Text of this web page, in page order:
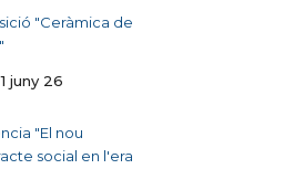
"Ceràmica de
1 juny 26
"El nou
social en l'era